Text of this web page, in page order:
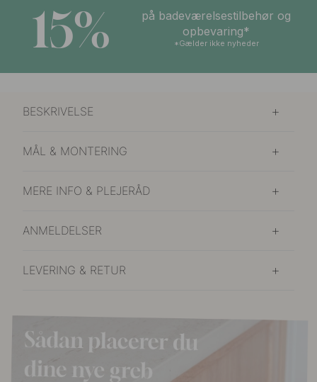
15%
på badeværelsestilbehør og
opbevaring*
*Gælder ikke nyheder
BESKRIVELSE
MÅL & MONTERING
MERE INFO & PLEJERÅD
ANMELDELSER
LEVERING & RETUR